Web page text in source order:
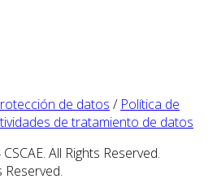
de datos / Política de
de tratamiento de datos
All Rights Reserved.
Reserved.